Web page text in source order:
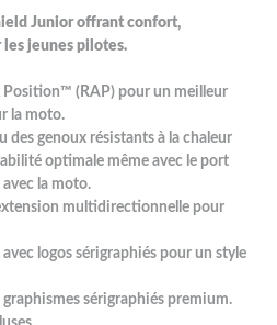
Junior offrant confort,
jeunes pilotes.
(RAP) pour un meilleur
la moto.
des genoux résistants à la chaleur
optimale même avec le port
la moto.
multidirectionnelle pour
logos sérigraphiés pour un style
sérigraphiés premium.